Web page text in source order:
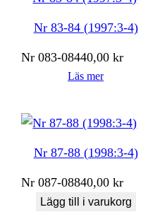
Nr 83-84 (1997:3-4)
Nr 083-08440,00kr
Läs mer
Nr 87-88 (1998:3-4)
Nr 087-08840,00kr
Lägg till i varukorg